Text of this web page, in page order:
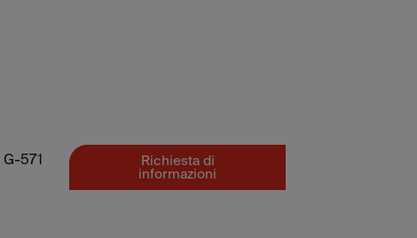
G-571 Richiesta di
informazioni